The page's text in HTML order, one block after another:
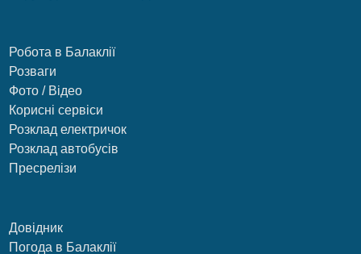
Робота в Балаклії
Розваги
Фото / Відео
Корисні сервіси
Розклад електричок
Розклад автобусів
Пресрелізи
Довідник
Погода в Балаклії